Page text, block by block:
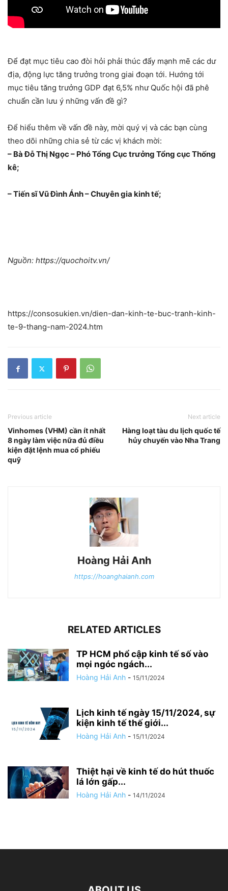
Để đạt mục tiêu cao đòi hỏi phải thúc đẩy mạnh mẽ các dư
địa, động lực tăng trưởng trong giai đoạn tới. Hướng tới
mục tiêu tăng trưởng GDP đạt 6,5% như Quốc hội đã phê
chuẩn cần lưu ý những vấn đề gì?
Để hiểu thêm về vấn đề này, mời quý vị và các bạn cùng
theo dõi những chia sẻ từ các vị khách mời:
– Bà Đỗ Thị Ngọc – Phó Tổng Cục trưởng Tổng cục Thống
kê;
– Tiến sĩ Vũ Đình Ánh – Chuyên gia kinh tế;
Nguồn: https://quochoitv.vn/
https://consosukien.vn/dien-dan-kinh-te-buc-tranh-kinh-
te-9-thang-nam-2024.htm
Previous article
Vinhomes (VHM) cần ít nhất
8 ngày làm việc nữa đủ điều
kiện đặt lệnh mua cổ phiếu
quỹ
Next article
Hàng loạt tàu du lịch quốc tế
hủy chuyến vào Nha Trang
Hoàng Hải Anh
https://hoanghaianh.com
RELATED ARTICLES
TP HCM phổ cập kinh tế số vào
mọi ngóc ngách...
Hoàng Hải Anh - 15/11/2024
Lịch kinh tế ngày 15/11/2024, sự
kiện kinh tế thế giới...
Hoàng Hải Anh - 15/11/2024
Thiệt hại về kinh tế do hút thuốc
lá lớn gấp...
Hoàng Hải Anh - 14/11/2024